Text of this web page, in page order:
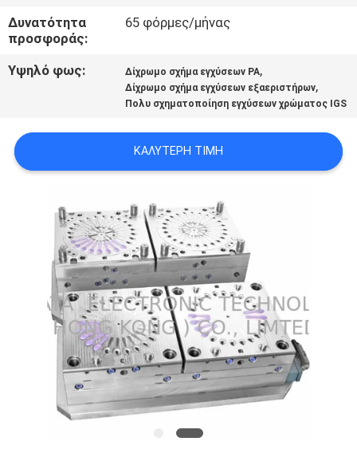
ΕΙΔΉΣΕΙΣ
ΖΗΤΉΣΤΕ
ΑΠΌΣΠΑΣΜΑ
PRIVACY
POLICY
Δυνατότητα
προσφοράς:
65 φόρμες/μήνας
Υψηλό φως: Δίχρωμο σχήμα εγχύσεων PA,
Δίχρωμο σχήμα εγχύσεων εξαεριστήρων,
Πολυ σχηματοποίηση εγχύσεων χρώματος IGS
ΚΑΛΎΤΕΡΗ ΤΙΜΉ